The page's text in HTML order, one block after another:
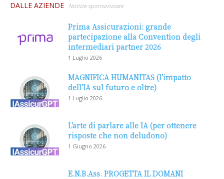
DALLE AZIENDE Notizie sponsorizzate
Prima Assicurazioni: grande
partecipazione alla Convention degli
intermediari partner 2026
1 Luglio 2026
MAGNIFICA HUMANITAS (l’impatto
dell’IA sul futuro e oltre)
1 Luglio 2026
L’arte di parlare alle IA (per ottenere
risposte che non deludono)
1 Giugno 2026
E.N.B.Ass. PROGETTA IL DOMANI